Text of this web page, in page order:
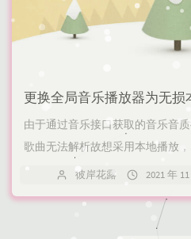
更换全局音乐播放器为无损
由于通过音乐接口获取的音乐音
歌曲无法解析故想采用本地播放，
彼岸花露 2021 年